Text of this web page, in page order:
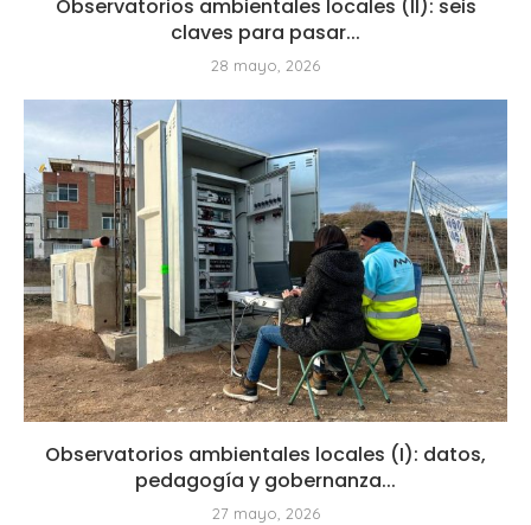
Observatorios ambientales locales (II): seis
claves para pasar...
28 mayo, 2026
Observatorios ambientales locales (I): datos,
pedagogía y gobernanza...
27 mayo, 2026